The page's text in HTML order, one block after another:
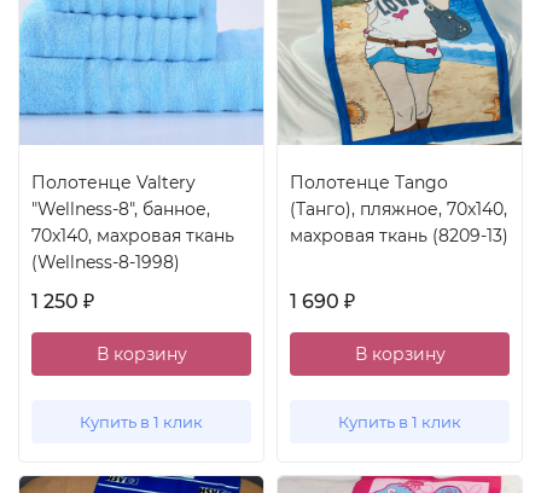
Полотенце Valtery
"Wellness-8", банное,
70x140, махровая ткань
(Wellness-8-1998)
1 250 ₽
В корзину
Купить в 1 клик
Полотенце Tango
(Танго), пляжное, 70x140,
махровая ткань (8209-13)
1 690 ₽
В корзину
Купить в 1 клик